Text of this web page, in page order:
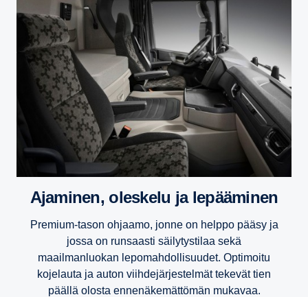
Ajaminen, oleskelu ja lepää­minen
Premium-tason ohjaamo, jonne on helppo pääsy ja
jossa on runsaasti säilytystilaa sekä
maailmanluokan lepomahdollisuudet. Optimoitu
kojelauta ja auton viihdejärjestelmät tekevät tien
päällä olosta ennenäkemättömän mukavaa.